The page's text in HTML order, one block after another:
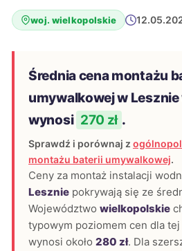
woj. wielkopolskie
Średnia cena montażu
umywalkowej w
wynosi 270 zł .
Sprawdź i porównaj z
montażu baterii umywalkowej.
Ceny za montaż instalacji
Lesznie pokrywają się ze
Województwo wielkopolskie
typowym poziomem cen dla tej
wynosi około 280 zł. Dla